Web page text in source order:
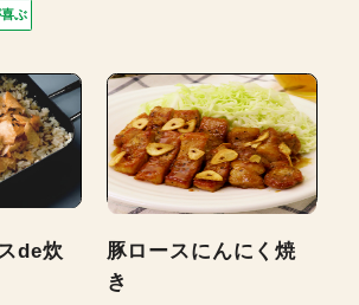
ぶ
de炊
豚ロースにんにく焼
き